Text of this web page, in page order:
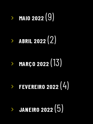
MAIO 2022(9)
ABRIL 2022(2)
MARÇO 2022(13)
FEVEREIRO 2022(4)
JANEIRO 2022(5)